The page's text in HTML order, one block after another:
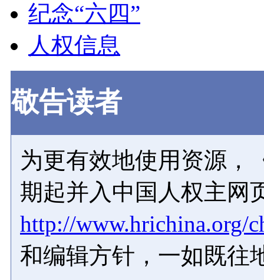
纪念“六四”
人权信息
敬告读者
为更有效地使用资源，
期起并入中国人权主网
http://www.hrichina.org/
和编辑方针，一如既往